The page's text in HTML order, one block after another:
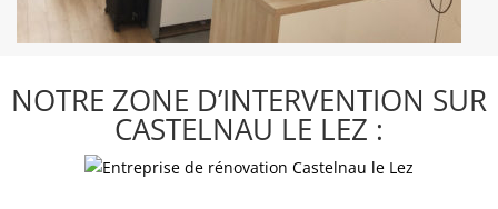
NOTRE ZONE D’INTERVENTION SUR
CASTELNAU LE LEZ :